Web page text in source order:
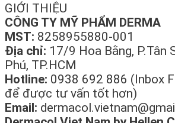
GIỚI THIỆU
CÔNG TY MỸ PHẨM DERMA
MST: 8258955880-001
Địa chỉ: 17/9 Hoa Bằng, P.Tân
Phú, TP.HCM
Hotline: 0938 692 886 (Inbox
để được tư vấn tốt hơn)
Email: